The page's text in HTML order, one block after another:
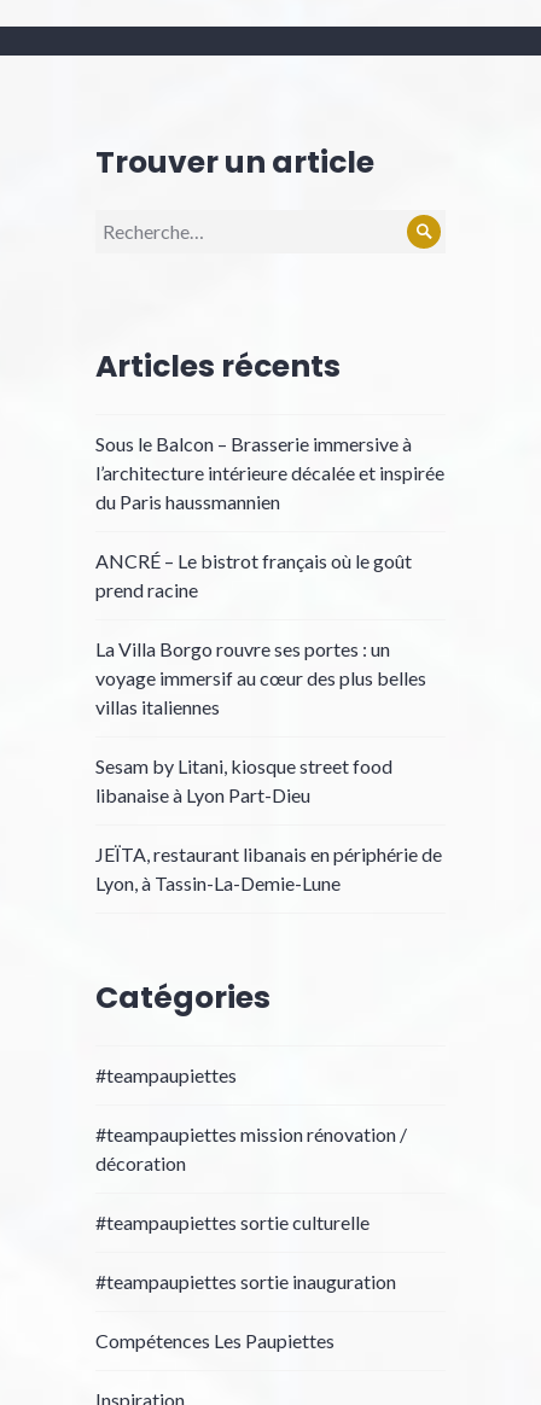
Trouver un article
Recherche
Rechercher
Articles récents
Sous le Balcon – Brasserie immersive à
l’architecture intérieure décalée et inspirée
du Paris haussmannien
ANCRÉ – Le bistrot français où le goût
prend racine
La Villa Borgo rouvre ses portes : un
voyage immersif au cœur des plus belles
villas italiennes
Sesam by Litani, kiosque street food
libanaise à Lyon Part-Dieu
JEÏTA, restaurant libanais en périphérie de
Lyon, à Tassin-La-Demie-Lune
Catégories
#teampaupiettes
#teampaupiettes mission rénovation /
décoration
#teampaupiettes sortie culturelle
#teampaupiettes sortie inauguration
Compétences Les Paupiettes
Inspiration